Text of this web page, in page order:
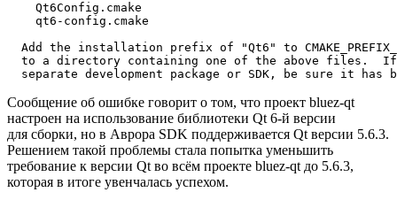
    Qt6Config.cmake
    qt6-config.cmake
Add the installation prefix of "Qt6" to
to a directory containing one of the above files.
Сообщение об ошибке говорит о том, что проект bluez-qt
настроен на использование библиотеки Qt 6-й версии
для сборки, но в Аврора SDK поддерживается Qt версии 5.6.3.
Решением такой проблемы стала попытка уменьшить
требование к версии Qt во всём проекте bluez-qt до 5.6.3,
которая в итоге увенчалась успехом.